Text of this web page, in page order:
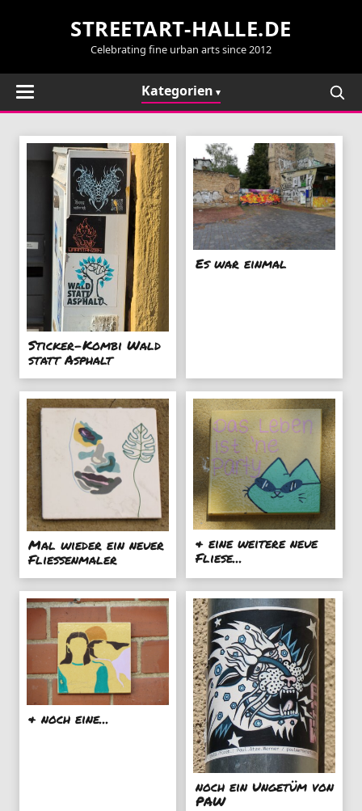
STREETART-HALLE.DE
Celebrating fine urban arts since 2012
Kategorien
Sticker-Kombi Wald
statt Asphalt
Es war einmal
Mal wieder ein neuer
Fliessenmaler
& eine weitere neue
Fliese...
& noch eine...
noch ein Ungetüm von
PAW